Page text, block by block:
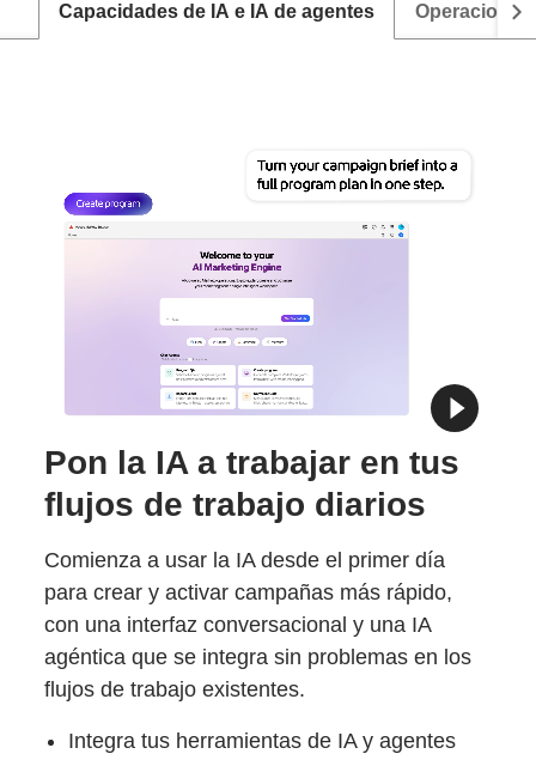
Capacidades de IA e IA de agentes Operaciones
Pon la IA a trabajar en tus
flujos de trabajo diarios
Comienza a usar la IA desde el primer día
para crear y activar campañas más rápido,
con una interfaz conversacional y una IA
agéntica que se integra sin problemas en los
flujos de trabajo existentes.
Integra tus herramientas de IA y agentes